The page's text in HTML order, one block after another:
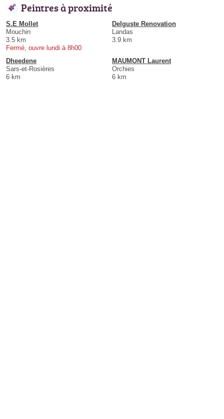
Peintres à proximité
S.E Mollet
Mouchin
3.5 km
Fermé, ouvre lundi à 8h00
Delguste Renovation
Landas
3.9 km
Dheedene
Sars-et-Rosières
6 km
MAUMONT Laurent
Orchies
6 km